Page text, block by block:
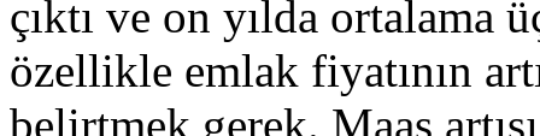
çıktı ve on yılda ortalama
özellikle emlak fiyatının
belirtmek gerek. Maaş